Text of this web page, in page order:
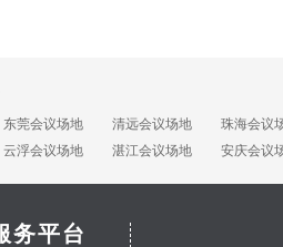
东莞会议场地 清远会议场地
珠海会议
云浮会议场地 湛江会议场地 安庆会议
务平台